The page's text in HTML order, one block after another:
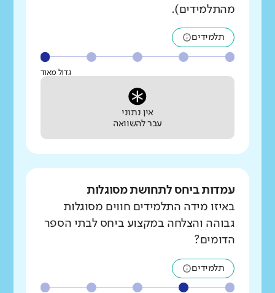
מהתלמידים).
תלמידים
גדול מאוד
אין נתוני
עבר להשוואה
עמדות ביחס לתחושת מסוגלות
באיזו מידה התלמידים חווים מסוגלות
גבוהה והצלחה במקצוע ביחס לבתי הספר
הדומים?
תלמידים